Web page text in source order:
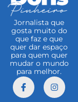
Jornalista que
gosta muito do
que faz e que
quer dar espaço
para quem quer
mudar o mundo
para melhor.